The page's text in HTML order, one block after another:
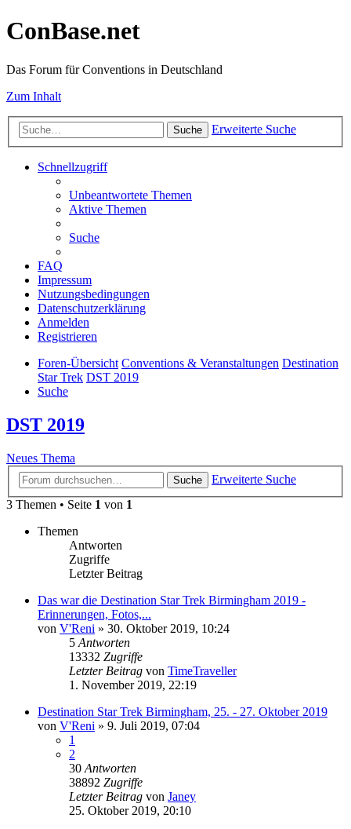
ConBase.net
Das Forum für Conventions in Deutschland
Zum Inhalt
Suche Erweiterte Suche
Schnellzugriff
Unbeantwortete Themen
Aktive Themen
Suche
FAQ
Impressum
Nutzungsbedingungen
Datenschutzerklärung
Anmelden
Registrieren
Foren-Übersicht Conventions & Veranstaltungen Destination
Star Trek DST 2019
Suche
DST 2019
Neues Thema
Suche
Erweiterte Suche
3 Themen • Seite 1 von 1
Themen
Antworten
Zugriffe
Letzter Beitrag
Das war die Destination Star Trek Birmingham 2019 -
Erinnerungen, Fotos,...
von V'Reni » 30. Oktober 2019, 10:24
5 Antworten
13332 Zugriffe
Letzter Beitrag von TimeTraveller
1. November 2019, 22:19
Destination Star Trek Birmingham, 25. - 27. Oktober 2019
von V'Reni » 9. Juli 2019, 07:04
1
2
30 Antworten
38892 Zugriffe
Letzter Beitrag von Janey
25. Oktober 2019, 20:10